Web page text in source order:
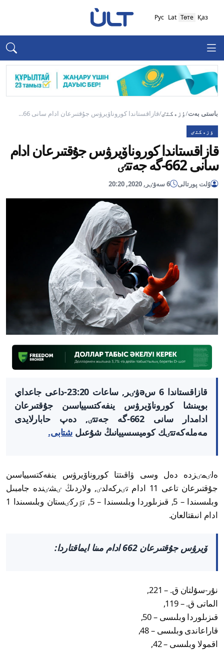
Қаз
Төте
Lat
Рус
باستى بەت/ٶزەكتٸ/قازاقستاندا كوروناۆيرۋس جۇقتىرعان ادام سانى 66...
ٶزەكتٸ
قازاقستاندا كوروناۆيرۋس جۇقتىرعان ادام
سانى 662-گە جەتتٸ
ۇلت پورتالى 6 سەۋٸر, 2020, 20:20
قازاقستاندا 6 سəۋٸر, ساعات 23:20-داعى جاعداي
بويىنشا كوروناۆيرۋس ينفەكتسيياسىن جۇقتىرعان
ادامدار سانى 662-گە جەتتٸ, دەپ حابارلايدى
مەملەكەتتٸك كوميسسييانىڭ شۇعىل شتابى.
ەلٸمٸزدە دەل وسى ۋاقىتتا كوروناۆيرۋس ينفەكتسيياسىن
جۇقتىرعان تاعى 11 ادام تٸركەلدٸ, ولاردىڭ ٸشٸندە جامبىل
وبلىسىندا – 5, قىزىلوردا وبلىسىندا – 5, تٷركٸستان وبلىسىندا 1
ادام انىقتالعان.
ۆيرۋس جۇقتىرعان 662 ادام مىنا ايماقتاردا:
نۇر-سۇلتان ق. – 221,
الماتى ق. – 119,
قىزىلوردا وبلىسى – 50,
قاراعاندى وبلىسى – 48,
اقمولا وبلىسى – 42,